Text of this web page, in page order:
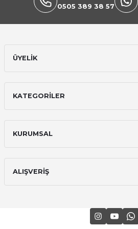
0505 389 38 57
ÜYELİK
KATEGORİLER
KURUMSAL
ALIŞVERİŞ